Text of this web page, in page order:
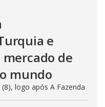
e
de
mundo
logo após A Fazenda